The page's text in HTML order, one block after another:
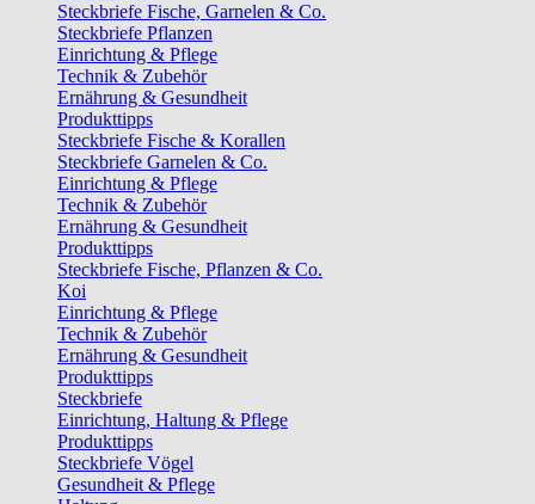
Steckbriefe Fische, Garnelen & Co.
Steckbriefe Pflanzen
Einrichtung & Pflege
Technik & Zubehör
Ernährung & Gesundheit
Produkttipps
Steckbriefe Fische & Korallen
Steckbriefe Garnelen & Co.
Einrichtung & Pflege
Technik & Zubehör
Ernährung & Gesundheit
Produkttipps
Steckbriefe Fische, Pflanzen & Co.
Koi
Einrichtung & Pflege
Technik & Zubehör
Ernährung & Gesundheit
Produkttipps
Steckbriefe
Einrichtung, Haltung & Pflege
Produkttipps
Steckbriefe Vögel
Gesundheit & Pflege